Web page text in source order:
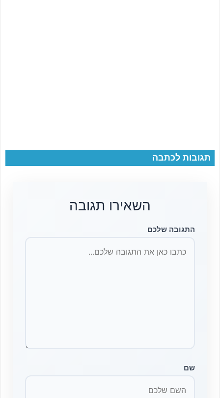
תגובות לכתבה
השאירו תגובה
התגובה שלכם
שם